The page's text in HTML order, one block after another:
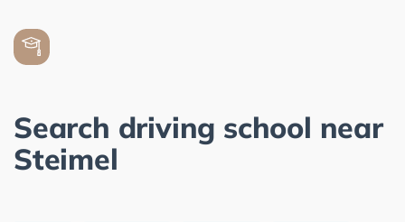
Search driving school near
Steimel